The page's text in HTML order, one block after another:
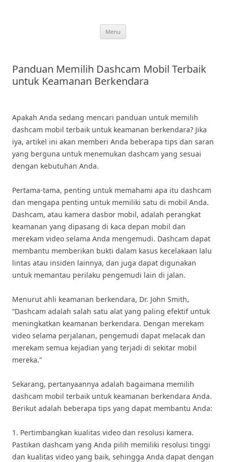
Menu
Panduan Memilih Dashcam Mobil Terbaik
untuk Keamanan Berkendara
Apakah Anda sedang mencari panduan untuk memilih
dashcam mobil terbaik untuk keamanan berkendara? Jika
iya, artikel ini akan memberi Anda beberapa tips dan saran
yang berguna untuk menemukan dashcam yang sesuai
dengan kebutuhan Anda.
Pertama-tama, penting untuk memahami apa itu dashcam
dan mengapa penting untuk memiliki satu di mobil Anda.
Dashcam, atau kamera dasbor mobil, adalah perangkat
keamanan yang dipasang di kaca depan mobil dan
merekam video selama Anda mengemudi. Dashcam dapat
membantu memberikan bukti dalam kasus kecelakaan lalu
lintas atau insiden lainnya, dan juga dapat digunakan
untuk memantau perilaku pengemudi lain di jalan.
Menurut ahli keamanan berkendara, Dr. John Smith,
“Dashcam adalah salah satu alat yang paling efektif untuk
meningkatkan keamanan berkendara. Dengan merekam
video selama perjalanan, pengemudi dapat melacak dan
merekam semua kejadian yang terjadi di sekitar mobil
mereka.”
Sekarang, pertanyaannya adalah bagaimana memilih
dashcam mobil terbaik untuk keamanan berkendara Anda.
Berikut adalah beberapa tips yang dapat membantu Anda:
1. Pertimbangkan kualitas video dan resolusi kamera.
Pastikan dashcam yang Anda pilih memiliki resolusi tinggi
dan kualitas video yang baik, sehingga Anda dapat dengan